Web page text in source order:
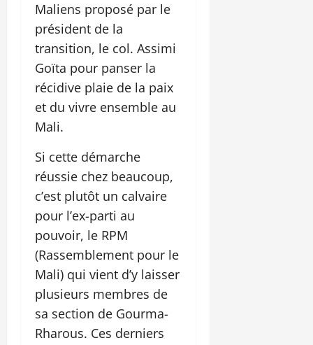
Maliens proposé par le
président de la
transition, le col. Assimi
Goïta pour panser la
récidive plaie de la paix
et du vivre ensemble au
Mali.
Si cette démarche
réussie chez beaucoup,
c’est plutôt un calvaire
pour l’ex-parti au
pouvoir, le RPM
(Rassemblement pour le
Mali) qui vient d’y laisser
plusieurs membres de
sa section de Gourma-
Rharous. Ces derniers